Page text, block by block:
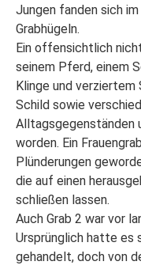
Jungen fanden sich
Grabhügeln.
Ein offensichtlich
seinem Pferd, einem
Klinge und
Schild sowie
Alltagsgegenständen
worden. Ein
Plünderungen
die auf einen
schließen lassen.
Auch Grab 2 war vor
Ursprünglich hatte es
gehandelt, doch von